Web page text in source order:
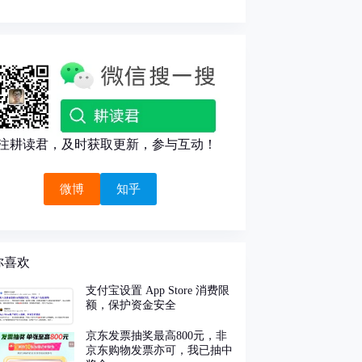
耕读君，及时获取更新，参与互动！
微博 知乎
喜欢
支付宝设置 App Store 消费限
额，保护资金安全
京东发票抽奖最高800元，非
京东购物发票亦可，我已抽中